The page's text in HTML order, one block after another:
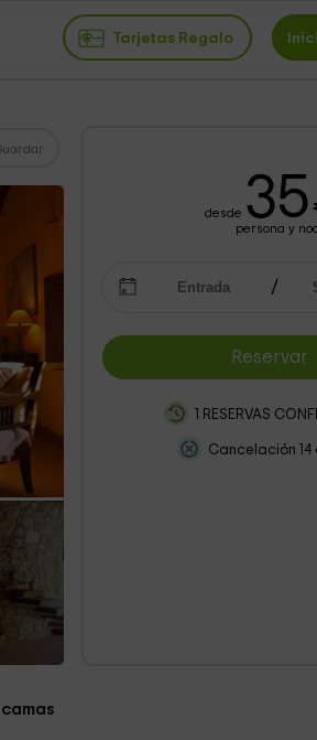
Tarjetas Regalo
desde 35
persona y
Reservar
1 RESERVAS
Cancelación